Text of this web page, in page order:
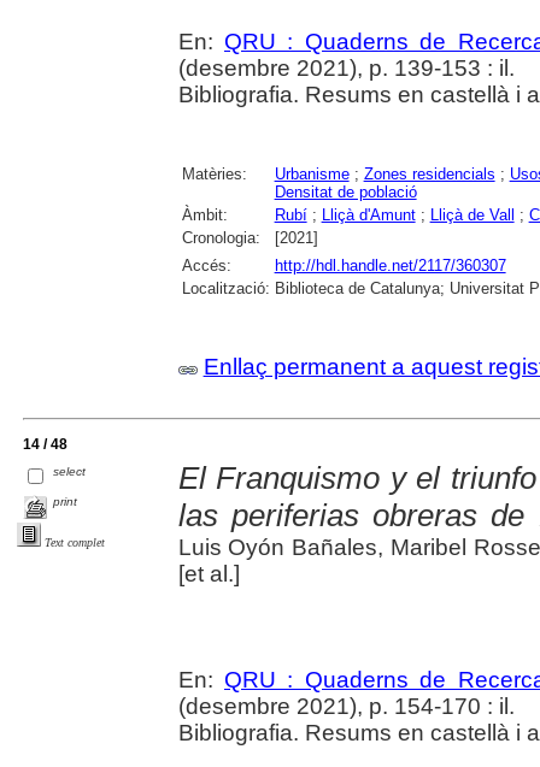
En: QRU : Quaderns de
(desembre 2021), p. 139-153 : il.
Bibliografia. Resums en castellà i
Matèries: Urbanisme; Zones residencials ;
Densitat de població
Àmbit:
Rubí; Lliçà d'Amunt; Lliçà de Vall ;
Cronologia:
[2021]
Accés:
http://hdl.handle.net/2117/360307
Localització: Biblioteca de Catalunya; Universitat
Enllaç permanent a aquest
14 / 48
select
print
Text complet
El Franquismo y el
las periferias obreras de
Luis Oyón Bañales, Maribel
[et al.]
En: QRU : Quaderns de
(desembre 2021), p. 154-170 : il.
Bibliografia. Resums en castellà i